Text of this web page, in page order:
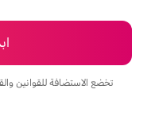
تخضع الاستضافة للقوانين